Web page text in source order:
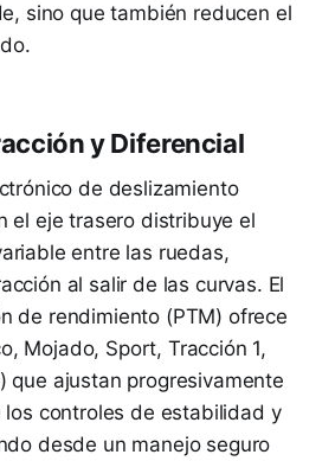
sino que también reducen el
y Diferencial
de deslizamiento
el eje trasero distribuye el
entre las ruedas,
al salir de las curvas. El
de rendimiento (PTM) ofrece
Mojado, Sport, Tracción 1,
que ajustan progresivamente
los controles de estabilidad y
desde un manejo seguro